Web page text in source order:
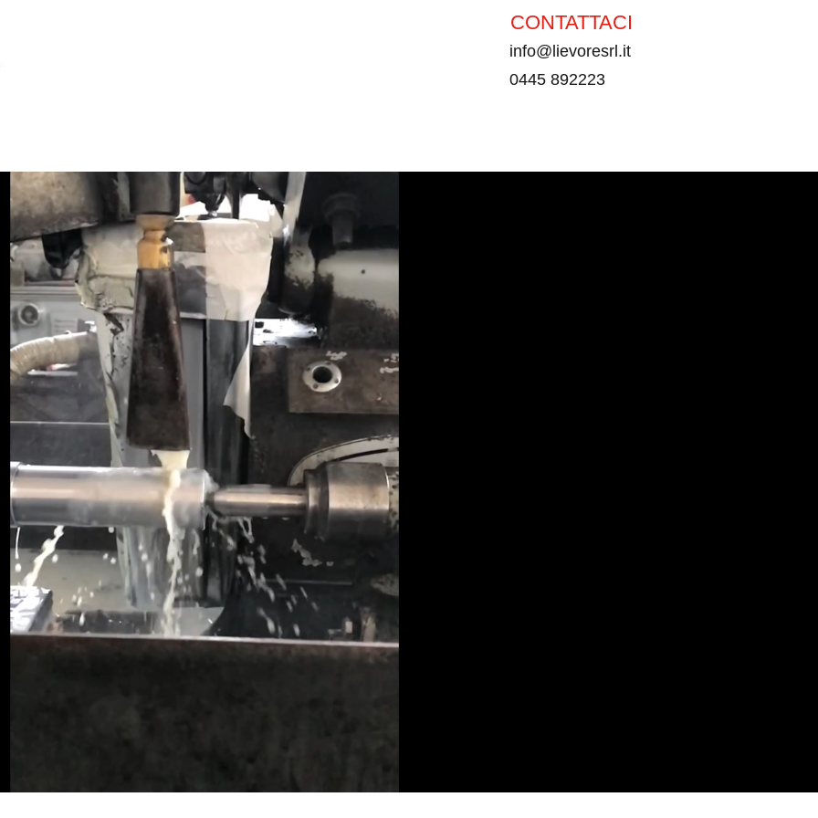
CONTATTACI
info@lievoresrl.it
0445 892223